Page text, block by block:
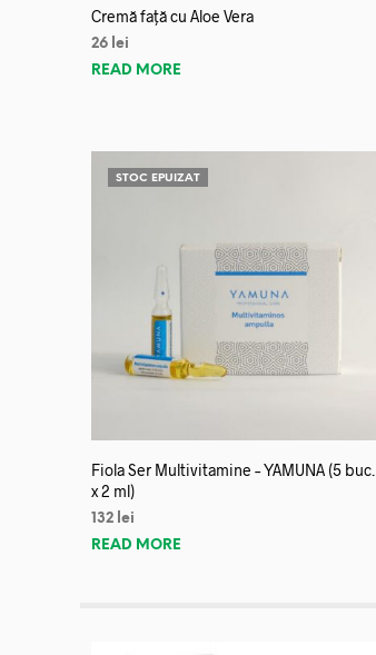
Cremă față cu Aloe Vera
26 lei
READ MORE
STOC EPUIZAT
Fiola Ser Multivitamine – YAMUNA (5 buc.
x 2 ml)
132 lei
READ MORE